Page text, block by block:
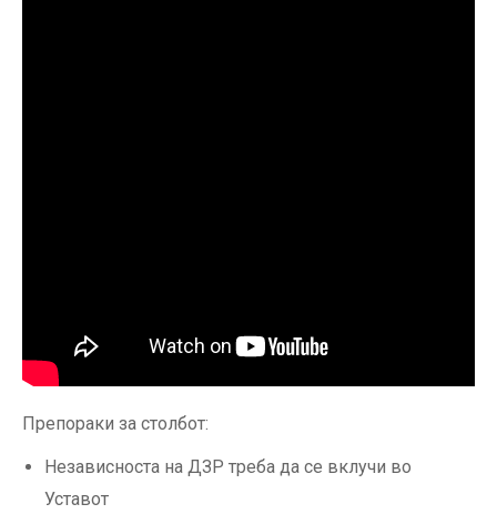
Препораки за столбот:
Независноста на ДЗР треба да се вклучи во
Уставот